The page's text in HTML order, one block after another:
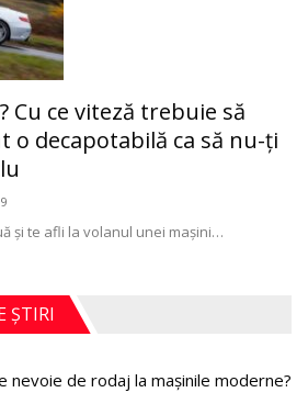
Cu ce viteză trebuie să
o decapotabilă ca să nu-ți
și te afli la volanul unei mașini…
ȘTIRI
nevoie de rodaj la mașinile moderne?